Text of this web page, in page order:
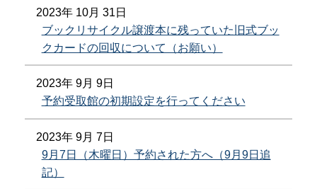
2023年 10月 31日
ブックリサイクル譲渡本に残っていた旧式ブッ
クカードの回収について（お願い）
2023年 9月 9日
予約受取館の初期設定を行ってください
2023年 9月 7日
9月7日（木曜日）予約された方へ（9月9日追
記）